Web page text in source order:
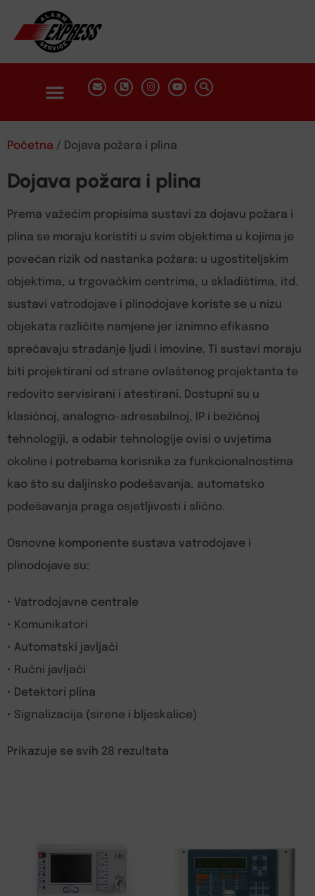
Početna / Dojava požara i plina
Dojava požara i plina
Prema važećim propisima sustavi za dojavu požara i
plina se moraju koristiti u svim objektima u kojima je
povećan rizik od nastanka požara: u ugostiteljskim
objektima, u trgovačkim centrima, u skladištima, itd.
sustavi vatrodojave i plinodojave koriste se u nizu
objekata različite namjene jer iznimno efikasno
sprečavaju stradanje ljudi i imovine. Ti sustavi moraju
biti projektirani od strane ovlaštenog projektanta te
redovito servisirani i atestirani. Dostupni su u
klasičnoj, analogno-adresabilnoj, IP i bežičnoj
tehnologiji, a odabir tehnologije ovisi o uvjetima
okoline i potrebama korisnika za funkcionalnostima
kao što su daljinsko podešavanja, automatsko
podešavanja praga osjetljivosti i slično.
Osnovne komponente sustava vatrodojave i
plinodojave su:
• Vatrodojavne centrale
• Komunikatori
• Automatski javljači
• Ručni javljači
• Detektori plina
• Signalizacija (sirene i bljeskalice)
Prikazuje se svih 28 rezultata